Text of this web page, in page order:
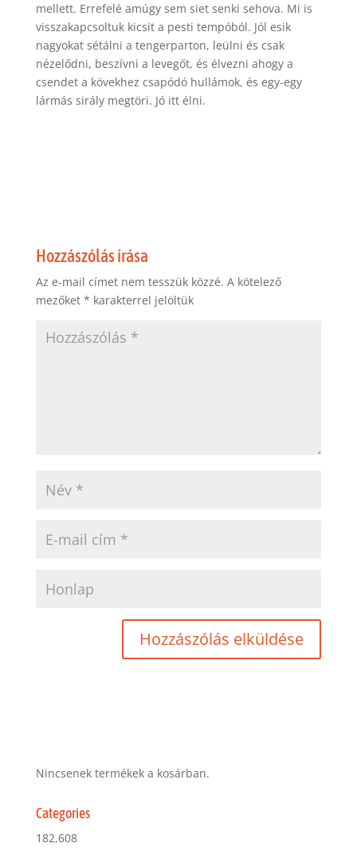
mellett. Errefelé amúgy sem siet senki sehova. Mi is
visszakapcsoltuk kicsit a pesti tempóból. Jól esik
nagyokat sétálni a tengerparton, leülni és csak
nézelődni, beszívni a levegőt, és élvezni ahogy a
csendet a kövekhez csapódó hullámok, és egy-egy
lármás sirály megtöri. Jó itt élni.
Hozzászólás írása
Az e-mail címet nem tesszük közzé. A kötelező
mezőket * karakterrel jelöltük
Nincsenek termékek a kosárban.
Categories
182,608